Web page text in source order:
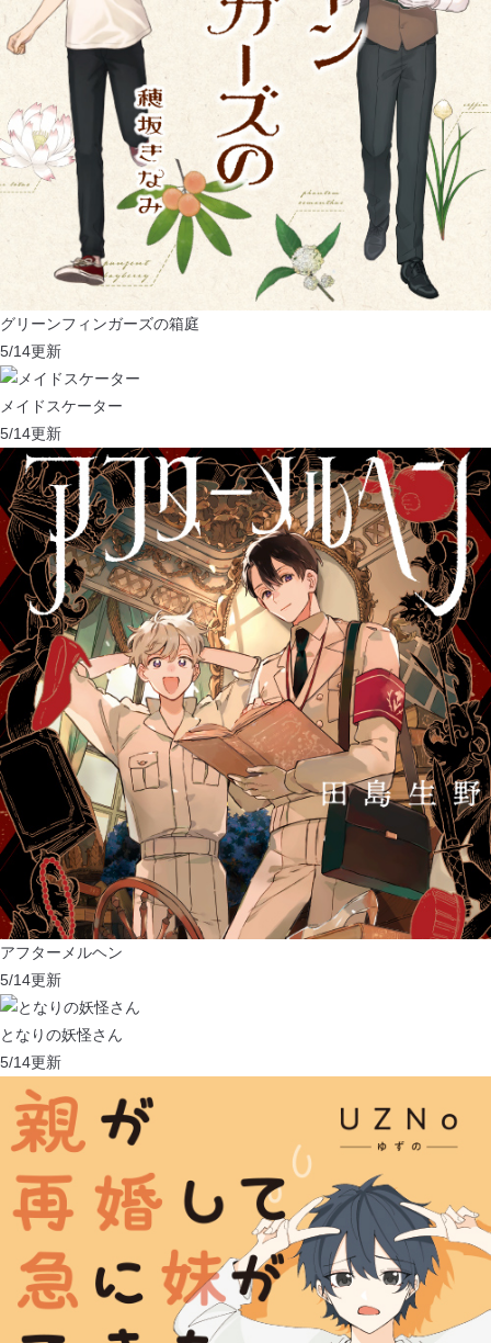
グリーンフィンガーズの箱庭
5/14更新
メイドスケーター
5/14更新
アフターメルヘン
5/14更新
となりの妖怪さん
5/14更新